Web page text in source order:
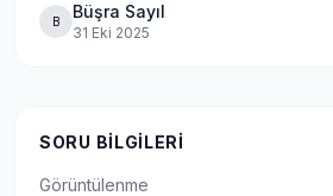
B Büşra Sayıl
31 Eki 2025
SORU BILGILERI
Görüntülenme